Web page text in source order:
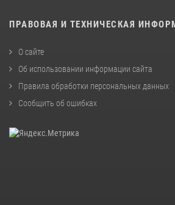
ПРАВОВАЯ И ТЕХНИЧЕСКАЯ
О сайте
Об использовании информации сайта
Правила обработки персональных данных
Сообщить об ошибках